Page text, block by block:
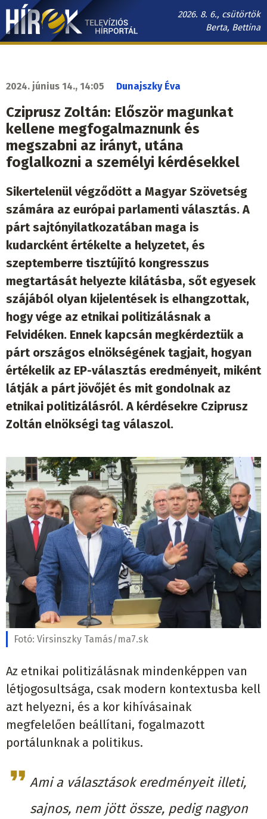
Ugrás
tartalomra
2026. 8. 6., csütörtök
Berta, Bettina
Hírek.sk
navigáció
2024. június 14., 14:05 Dunajszky Éva
Cziprusz Zoltán: Először magunkat
kellene megfogalmaznunk és
megszabni az irányt, utána
foglalkozni a személyi kérdésekkel
Sikertelenül végződött a Magyar Szövetség
számára az európai parlamenti választás. A
párt sajtónyilatkozatában maga is
kudarcként értékelte a helyzetet, és
szeptemberre tisztújító kongresszus
megtartását helyezte kilátásba, sőt egyesek
szájából olyan kijelentések is elhangzottak,
hogy vége az etnikai politizálásnak a
Felvidéken. Ennek kapcsán megkérdeztük a
párt országos elnökségének tagjait, hogyan
értékelik az EP-választás eredményeit, miként
látják a párt jövőjét és mit gondolnak az
etnikai politizálásról. A kérdésekre Cziprusz
Zoltán elnökségi tag válaszol.
Fotó: Virsinszky Tamás/ma7.sk
Az etnikai politizálásnak mindenképpen van
létjogosultsága, csak modern kontextusba kell
azt helyezni, és a kor kihívásainak
megfelelően beállítani, fogalmazott
portálunknak a politikus.
Ami a választások eredményeit illeti,
sajnos, nem jött össze, pedig nagyon